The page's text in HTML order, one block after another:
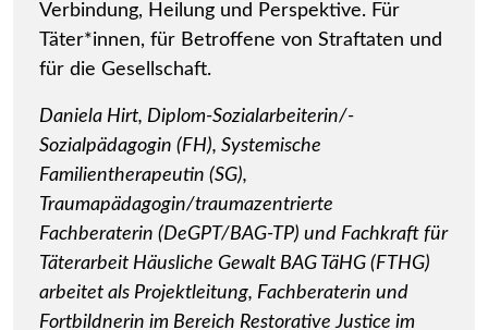
Verbindung, Heilung und Perspektive. Für
Täter*innen, für Betroffene von Straftaten und
für die Gesellschaft.
Daniela Hirt, Diplom-Sozialarbeiterin/-
Sozialpädagogin (FH), Systemische
Familientherapeutin (SG),
Traumapädagogin/traumazentrierte
Fachberaterin (DeGPT/BAG-TP) und Fachkraft für
Täterarbeit Häusliche Gewalt BAG TäHG (FTHG)
arbeitet als Projektleitung, Fachberaterin und
Fortbildnerin im Bereich Restorative Justice im